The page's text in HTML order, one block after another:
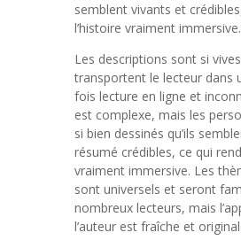
semblent vivants et
l’histoire vraiment immersive.
Les descriptions sont si vives
transportent le lecteur dans
fois lecture en ligne et
est complexe, mais les
si bien dessinés qu’ils
résumé crédibles, ce qui
vraiment immersive. Les
sont universels et seront
nombreux lecteurs, mais
l’auteur est fraîche et